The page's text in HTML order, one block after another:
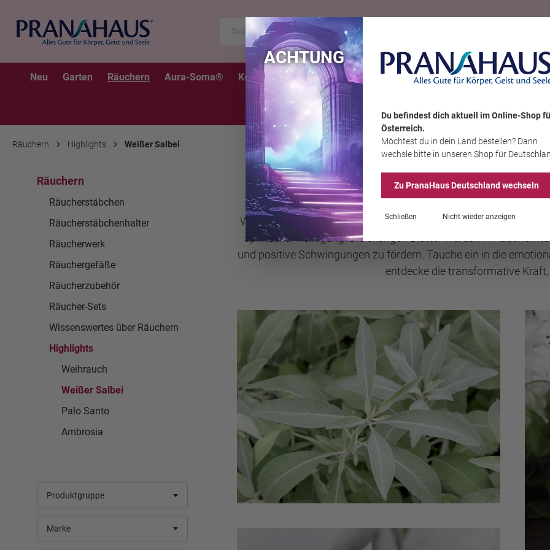
Neu Garten Räuchern Aura-Soma® Kerzen Bücher Schmuck Edelsteine Wohnambiente
Räuchern Highlights Weißer Salbei
Räuchern
Räucherstäbchen
Räucherstäbchenhalter
Räucherwerk
Räuchergefäße
Räucherzubehör
Räucher-Sets
Wissenswertes über Räuchern
Highlights
Weihrauch
Weißer Salbei
Palo Santo
Ambrosia
Produktgruppe
Marke
Schamanische
Weißer Salbei, auch als Salvia apiana bekannt, ist nicht nur ein
spiritueller Reinigung. Die silbrigen Blätter werden in
und positive Schwingungen zu fördern. Tauche ein in die
entdecke die transformative
ACHTUNG
Du befindest dich aktuell im Online-Shop
Österreich.
Möchtest du in dein Land bestellen? Dann
wechsle bitte in unseren Shop für
Zu PranaHausDeutschland wechseln
Schließen Nicht wieder anzeigen